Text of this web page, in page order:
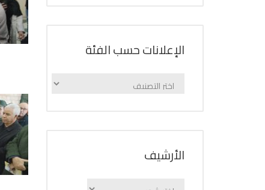
الإعلانات حسب الفئة
الإعلانات
اﻷرشيف
اﻷرشيف